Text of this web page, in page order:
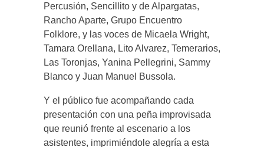
Percusión, Sencillito y de Alpargatas,
Rancho Aparte, Grupo Encuentro
Folklore, y las voces de Micaela Wright,
Tamara Orellana, Lito Alvarez, Temerarios,
Las Toronjas, Yanina Pellegrini, Sammy
Blanco y Juan Manuel Bussola.
Y el público fue acompañando cada
presentación con una peña improvisada
que reunió frente al escenario a los
asistentes, imprimiéndole alegría a esta